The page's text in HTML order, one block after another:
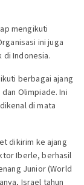
mengikuti
ini juga
di Indonesia.
berbagai ajang
Olimpiade. Ini
di mata
dikirim ke ajang
Iberle, berhasil
Junior (World